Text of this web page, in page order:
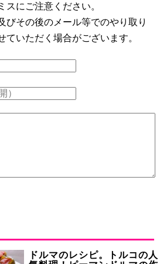
スにご注意ください。
びその後のメール等でのやり取り
ていただく場合がございます。
ドルマのレシピ。トルコの人